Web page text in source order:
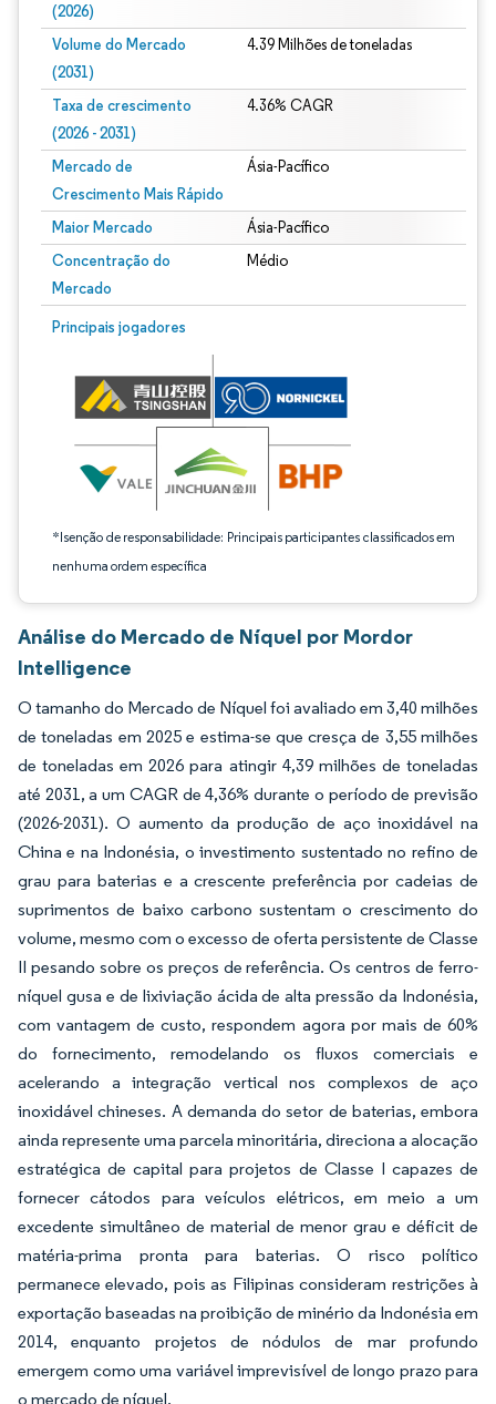
(2026)
Volume do Mercado
(2031)
4.39 Milhões de toneladas
Taxa de crescimento
(2026 - 2031)
4.36% CAGR
Mercado de
Crescimento Mais Rápido
Ásia-Pacífico
Maior Mercado Ásia-Pacífico
Concentração do
Mercado
Médio
Principais jogadores
*Isenção de responsabilidade: Principais participantes classificados em
nenhuma ordem específica
Imagem © Mordor Intelligence. O reuso requer atribuição conforme CC BY 4.0.
Análise do Mercado de Níquel por Mordor
Intelligence
O tamanho do Mercado de Níquel foi avaliado em 3,40 milhões
de toneladas em 2025 e estima-se que cresça de 3,55 milhões
de toneladas em 2026 para atingir 4,39 milhões de toneladas
até 2031, a um CAGR de 4,36% durante o período de previsão
(2026-2031). O aumento da produção de aço inoxidável na
China e na Indonésia, o investimento sustentado no refino de
grau para baterias e a crescente preferência por cadeias de
suprimentos de baixo carbono sustentam o crescimento do
volume, mesmo com o excesso de oferta persistente de Classe
II pesando sobre os preços de referência. Os centros de ferro-
níquel gusa e de lixiviação ácida de alta pressão da Indonésia,
com vantagem de custo, respondem agora por mais de 60%
do fornecimento, remodelando os fluxos comerciais e
acelerando a integração vertical nos complexos de aço
inoxidável chineses. A demanda do setor de baterias, embora
ainda represente uma parcela minoritária, direciona a alocação
estratégica de capital para projetos de Classe I capazes de
fornecer cátodos para veículos elétricos, em meio a um
excedente simultâneo de material de menor grau e déficit de
matéria-prima pronta para baterias. O risco político
permanece elevado, pois as Filipinas consideram restrições à
exportação baseadas na proibição de minério da Indonésia em
2014, enquanto projetos de nódulos de mar profundo
emergem como uma variável imprevisível de longo prazo para
o mercado de níquel.